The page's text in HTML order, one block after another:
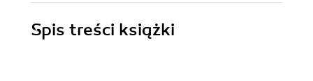
Spis treści książki